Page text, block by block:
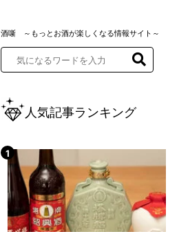
酒噺 ～もっとお酒が楽しくなる情報サイト～
人気記事ランキング